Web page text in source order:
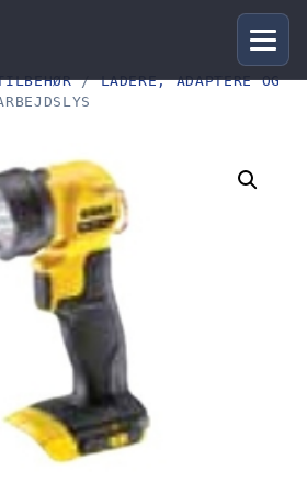
/LADERE, ADAPTERE OG